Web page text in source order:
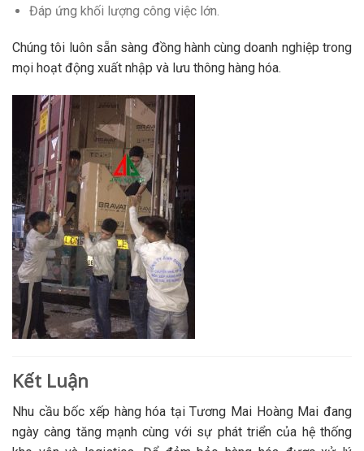
Đáp ứng khối lượng công việc lớn.
Chúng tôi luôn sẵn sàng đồng hành cùng doanh nghiệp trong
mọi hoạt động xuất nhập và lưu thông hàng hóa.
Kết Luận
Nhu cầu bốc xếp hàng hóa tại Tương Mai Hoàng Mai đang
ngày càng tăng mạnh cùng với sự phát triển của hệ thống